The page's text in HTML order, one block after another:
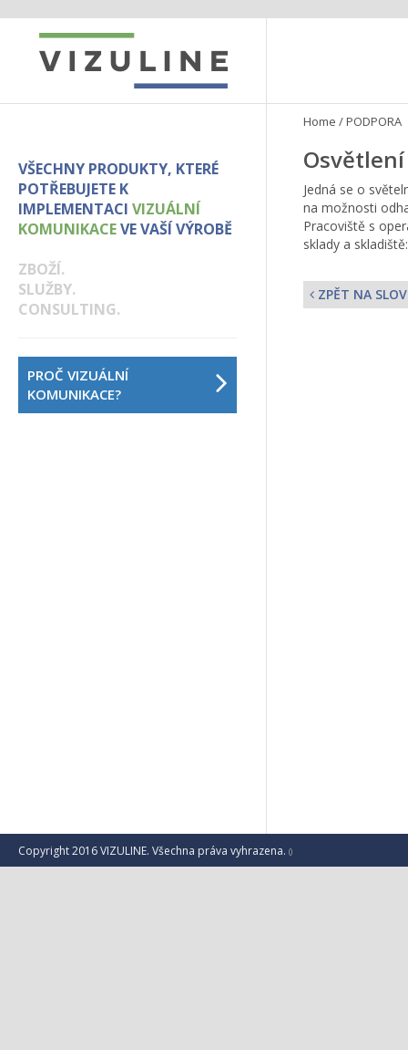
VŠECHNY PRODUKTY, KTERÉ
POTŘEBUJETE K
IMPLEMENTACI VIZUÁLNÍ
KOMUNIKACEVE VAŠÍ VÝROBĚ
ZBOŽÍ.
SLUŽBY.
CONSULTING.
PROČ VIZUÁLNÍ
KOMUNIKACE?
Home /PODPORA
Osvětlení
Jedná se o
na možnosti
Pracoviště s
sklady a
ZPĚT NA
Copyright 2016 VIZULINE. Všechna práva vyhrazena. ()